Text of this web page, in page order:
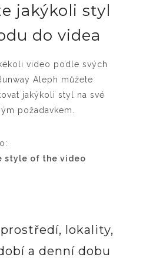
jakýkoli styl
do videa
video podle svých
Aleph můžete
jakýkoli styl na své
požadavkem.
style of the video
lokality,
a denní dobu